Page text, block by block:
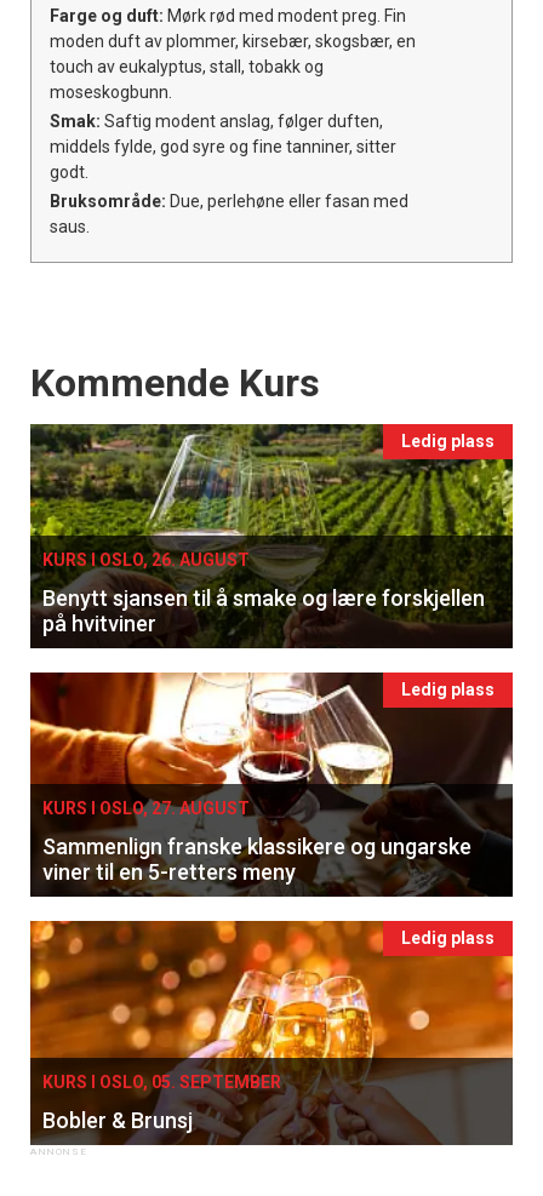
Farge og duft: Mørk rød med modent preg. Fin
moden duft av plommer, kirsebær, skogsbær, en
touch av eukalyptus, stall, tobakk og
moseskogbunn.
Smak: Saftig modent anslag, følger duften,
middels fylde, god syre og fine tanniner, sitter
godt.
Bruksområde: Due, perlehøne eller fasan med
saus.
Events
Kommende Kurs
Ledig plass
KURS I OSLO, 26. AUGUST
Benytt sjansen til å smake og lære forskjellen
på hvitviner
Ledig plass
KURS I OSLO, 27. AUGUST
Sammenlign franske klassikere og ungarske
viner til en 5-retters meny
Ledig plass
KURS I OSLO, 05. SEPTEMBER
Bobler & Brunsj